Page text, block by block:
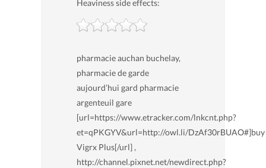
Heaviness side effects:
pharmacie auchan buchelay,
pharmacie de garde
aujourd’hui gard pharmacie
argenteuil gare
[url=https://www.etracker.com/lnkcnt.php?
et=qPKGYV&url=http://owl.li/DzAf30rBUAO#]buy
Vigrx Plus[/url] ,
http://channel.pixnet.net/newdirect.php?